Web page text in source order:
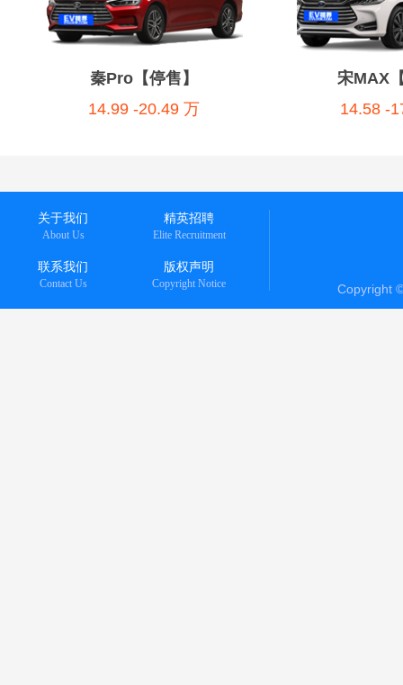
秦Pro【停售】
14.99 -20.49 万
宋MAX
14.58 -
关于我们
About Us
精英招聘
Elite Recruitment
联系我们
Contact Us
版权声明
Copyright Notice Copyright